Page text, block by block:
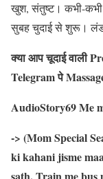
खुश, संतुष्ट। कभी-कभी
सुबह चुदाई से शुरू। लंड
क्या आप चूदाई वाली
Telegram पे
AudioStory69 Me
-> (Mom Special
ki kahani jisme